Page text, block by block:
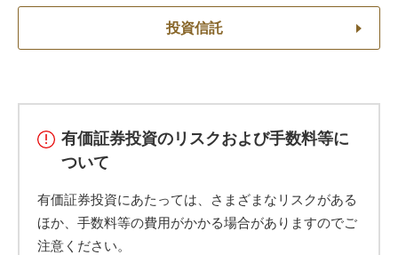
投資信託
有価証券投資のリスクおよび手数料等に
ついて
有価証券投資にあたっては、さまざまなリスクがある
ほか、手数料等の費用がかかる場合がありますのでご
注意ください。